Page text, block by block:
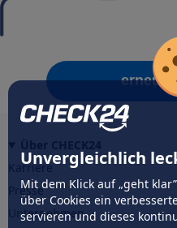
Unvergleichlich
Mit dem Klick auf „geht
über Cookies ein
servieren und dieses
erneut
Karriere
Presse
Unternehmen